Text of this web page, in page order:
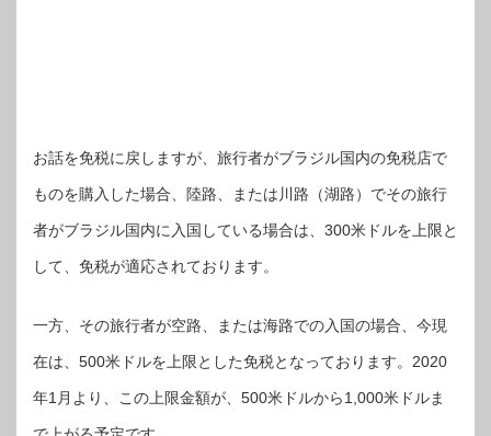
お話を免税に戻しますが、旅行者がブラジル国内の免税店で
ものを購入した場合、陸路、または川路（湖路）でその旅行
者がブラジル国内に入国している場合は、300米ドルを上限と
して、免税が適応されております。
一方、その旅行者が空路、または海路での入国の場合、今現
在は、500米ドルを上限とした免税となっております。2020
年1月より、この上限金額が、500米ドルから1,000米ドルま